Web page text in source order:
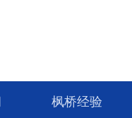
枫桥经验